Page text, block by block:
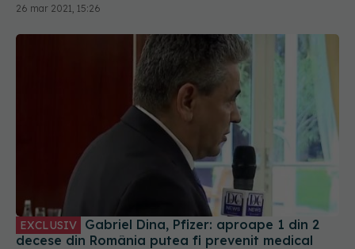
26 mar 2021, 15:26
EXCLUSIV
decese din România putea fi prevenit medical